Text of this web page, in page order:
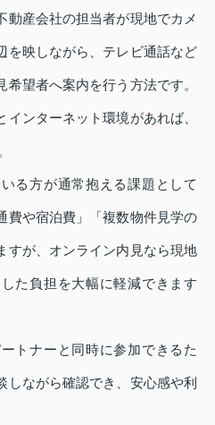
動産会社の担当者が現地でカメ
を映しながら、テレビ通話など
望者へ案内を行う方法です。
ンターネット環境があれば、
る方が通常抱える課題として
費や宿泊費」「複数物件見学の
すが、オンライン内見なら現地
た負担を大幅に軽減できます
トナーと同時に参加できるた
しながら確認でき、安心感や利